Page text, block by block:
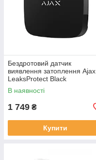
Бездротовий датчик
виявлення затоплення Ajax
LeaksProtect Black
(000001146/8065.08.BL1)
В наявності
1 749 ₴
Купити